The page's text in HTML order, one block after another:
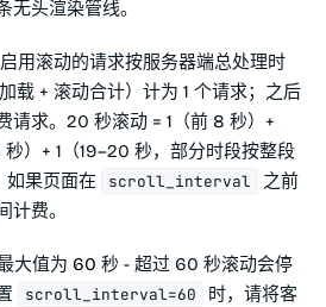
无头渲染管线。
启用滚动的请求按服务器端总处理时
加载 + 滚动合计）计为 1 个请求；之后
请求。20 秒滚动 = 1（前 8 秒）+
秒）+ 1（19–20 秒，部分时段按整段
如果页面在 scroll_interval
之前
计费。
大值为 60 秒 - 超过 60 秒滚动会停
scroll_interval=60
时，请将客